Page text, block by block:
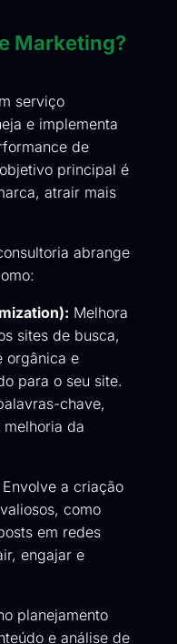
Marketing?
serviço
e implementa
de
principal é
atrair mais
abrange
Melhora
sites de busca,
orgânica e
para o seu site.
chave,
da
Envolve a criação
como
em redes
engajar e
planejamento
e análise de